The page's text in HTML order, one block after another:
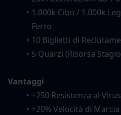
1.000k Cibo / 1.000k
Ferro
10 Biglietti di
5 Quarzi (Risorsa
Vantaggi
+250 Resistenza al Virus
+20% Velocità di